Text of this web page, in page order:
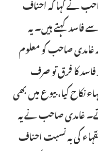
فاسد کہتے ہیں۔ یہ
صاحب کو معلوم
کا فرق تو صرف
نکاح کیا، بیوع میں بھی
غامدی صاحب نے یہ
کی بہ نسبت احناف